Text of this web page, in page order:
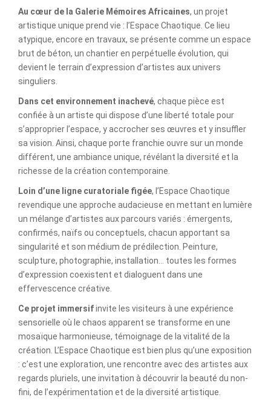
Au cœur de la Galerie Mémoires Africaines, un projet
artistique unique prend vie : l’Espace Chaotique. Ce lieu
atypique, encore en travaux, se présente comme un espace
brut de béton, un chantier en perpétuelle évolution, qui
devient le terrain d’expression d’artistes aux univers
singuliers.
Dans cet environnement inachevé, chaque pièce est
confiée à un artiste qui dispose d’une liberté totale pour
s’approprier l’espace, y accrocher ses œuvres et y insuffler
sa vision. Ainsi, chaque porte franchie ouvre sur un monde
différent, une ambiance unique, révélant la diversité et la
richesse de la création contemporaine.
Loin d’une ligne curatoriale figée, l’Espace Chaotique
revendique une approche audacieuse en mettant en lumière
un mélange d’artistes aux parcours variés : émergents,
confirmés, naïfs ou conceptuels, chacun apportant sa
singularité et son médium de prédilection. Peinture,
sculpture, photographie, installation… toutes les formes
d’expression coexistent et dialoguent dans une
effervescence créative.
Ce projet immersifinvite les visiteurs à une expérience
sensorielle où le chaos apparent se transforme en une
mosaïque harmonieuse, témoignage de la vitalité de la
création. L’Espace Chaotique est bien plus qu’une exposition
: c’est une exploration, une rencontre avec des artistes aux
regards pluriels, une invitation à découvrir la beauté du non-
fini, de l’expérimentation et de la diversité artistique.